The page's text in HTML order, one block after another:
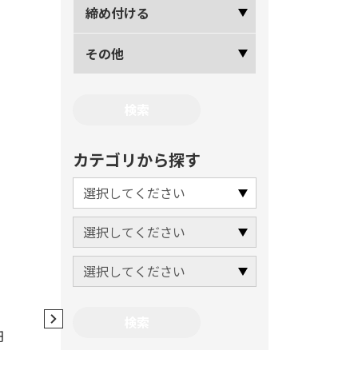
ソフトプラポーチ
品番
締め付ける
その他
カテゴリから探す